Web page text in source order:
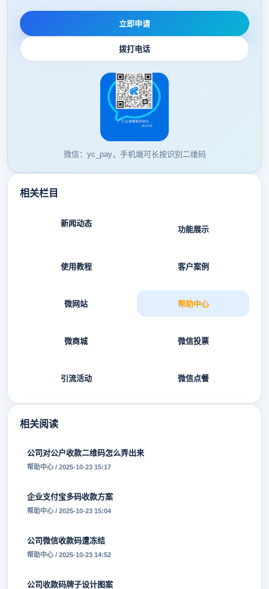
立即申请
拨打电话
微信：yc_pay，手机端可长按识别二维码
相关栏目
新闻动态
功能展示
使用教程 客户案例
微网站 帮助中心
微商城 微信投票
引流活动 微信点餐
相关阅读
公司对公户收款二维码怎么弄出来
帮助中心 / 2025-10-23 15:17
企业支付宝多码收款方案
帮助中心 / 2025-10-23 15:04
公司微信收款码遭冻结
帮助中心 / 2025-10-23 14:52
公司收款码牌子设计图案